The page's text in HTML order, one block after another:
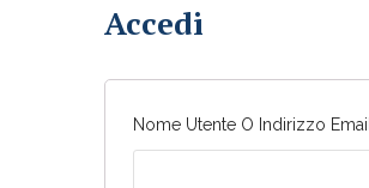
Accedi
Nome Utente O Indirizzo Email